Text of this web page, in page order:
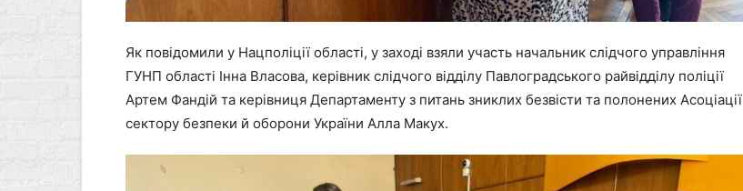
Як повідомили у Нацполіції області, у заході взяли участь начальник слідчого управління
ГУНП області Інна Власова, керівник слідчого відділу Павлоградського райвідділу поліції
Артем Фандій та керівниця Департаменту з питань зниклих безвісти та полонених Асоціації
сектору безпеки й оборони України Алла Макух.